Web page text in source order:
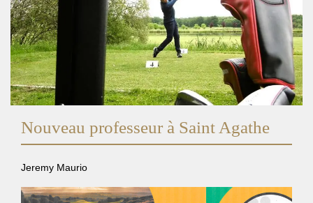
Nouveau professeur à Saint Agathe
Jeremy Maurio